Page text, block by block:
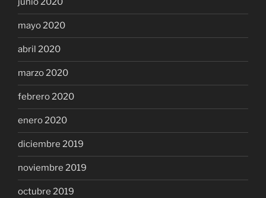
mayo 2020
abril 2020
marzo 2020
febrero 2020
enero 2020
diciembre 2019
noviembre 2019
octubre 2019